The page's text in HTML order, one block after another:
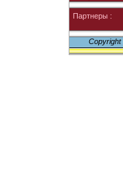
Партнеры :
Copyright